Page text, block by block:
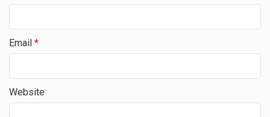
Email *
Website